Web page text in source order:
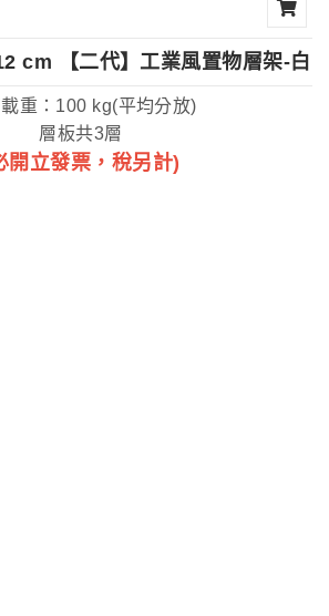
cm 【二代】工業風置物層架-白
重：100 kg(平均分放)
層板共3層
開立發票，稅另計)